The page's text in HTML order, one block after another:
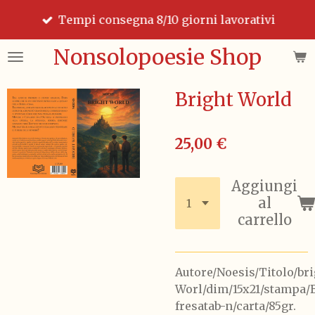
contenuto
principaleNonsolopoesie Shop
Tempi consegna 8/10 giorni lavorativi
Bright World
25,00 €
Aggiungi
al
carrello
Autore/Noesis/Titolo/
Worl/dim/15x21/stampa/
fresatab-n/carta/85gr.